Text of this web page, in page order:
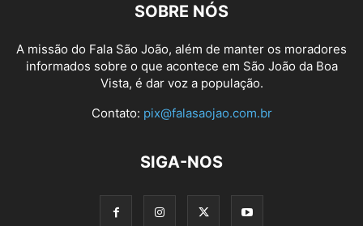
SOBRE NÓS
A missão do Fala São João, além de manter os moradores
informados sobre o que acontece em São João da Boa
Vista, é dar voz a população.
Contato: pix@falasaojao.com.br
SIGA-NOS